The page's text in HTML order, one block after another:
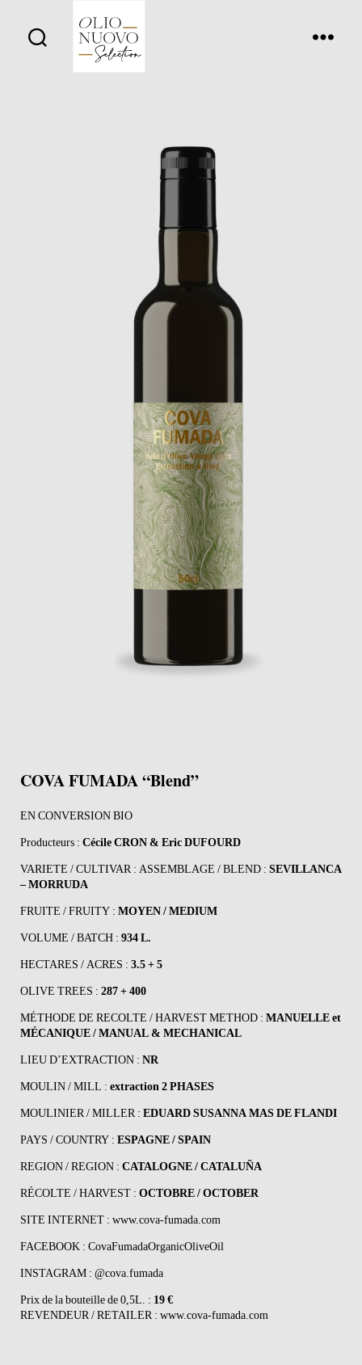
COVA FUMADA “Blend”
EN CONVERSION BIO
Producteurs : Cécile CRON & Eric DUFOURD
VARIETE / CULTIVAR : ASSEMBLAGE / BLEND : SEVILLANCA
– MORRUDA
FRUITE / FRUITY : MOYEN / MEDIUM
VOLUME / BATCH : 934 L.
HECTARES / ACRES : 3.5 + 5
OLIVE TREES : 287 + 400
MÉTHODE DE RECOLTE / HARVEST METHOD : MANUELLE et
MÉCANIQUE / MANUAL & MECHANICAL
LIEU D’EXTRACTION : NR
MOULIN / MILL : extraction 2 PHASES
MOULINIER / MILLER : EDUARD SUSANNA MAS DE FLANDI
PAYS / COUNTRY : ESPAGNE / SPAIN
REGION / REGION : CATALOGNE / CATALUÑA
RÉCOLTE / HARVEST : OCTOBRE / OCTOBER
SITE INTERNET : www.cova-fumada.com
FACEBOOK : CovaFumadaOrganicOliveOil
INSTAGRAM : @cova.fumada
Prix de la bouteille de 0,5L. : 19 €
REVENDEUR / RETAILER : www.cova-fumada.com